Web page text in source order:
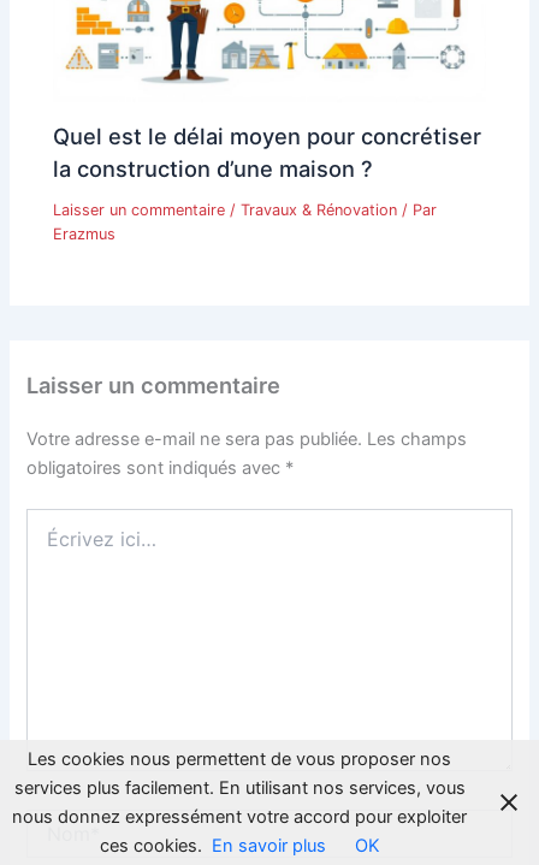
Quel est le délai moyen pour concrétiser
la construction d’une maison ?
Laisser un commentaire /Travaux & Rénovation / Par
Erazmus
Laisser un commentaire
Votre adresse e-mail ne sera pas publiée. Les champs
obligatoires sont indiqués avec *
ici…
Nom*
Les cookies nous permettent de vous proposer nos
services plus facilement. En utilisant nos services, vous
nous donnez expressément votre accord pour exploiter
ces cookies. En savoir plus OK